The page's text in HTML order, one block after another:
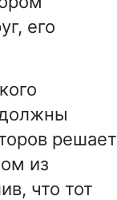
его
решает
из
что тот